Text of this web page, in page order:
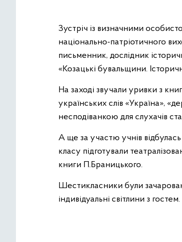
Зустріч із визначними
національно-патріотичного
письменник, дослідник
«Козацькі бувальщини.
На заході звучали уривки з
українських слів «Україна»,
несподіванкою для слухачів
А ще за участю учнів
класу підготували
книги П.Браницького.
Шестикласники були
індивідуальні світлини з гостем.